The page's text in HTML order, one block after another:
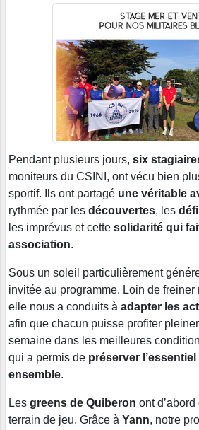
Pendant plusieurs jours, six
moniteurs du CSINI, ont vécu bien
sportif. Ils ont partagé une véritable
rythmée par les découvertes, les
les imprévus et cette solidarité qui
association.
Sous un soleil particulièrement
invitée au programme. Loin de freiner
elle nous a conduits à adapter les
afin que chacun puisse profiter
semaine dans les meilleures
qui a permis de préserver
ensemble.
Les greens de Quiberon ont
terrain de jeu. Grâce à Yann, notre